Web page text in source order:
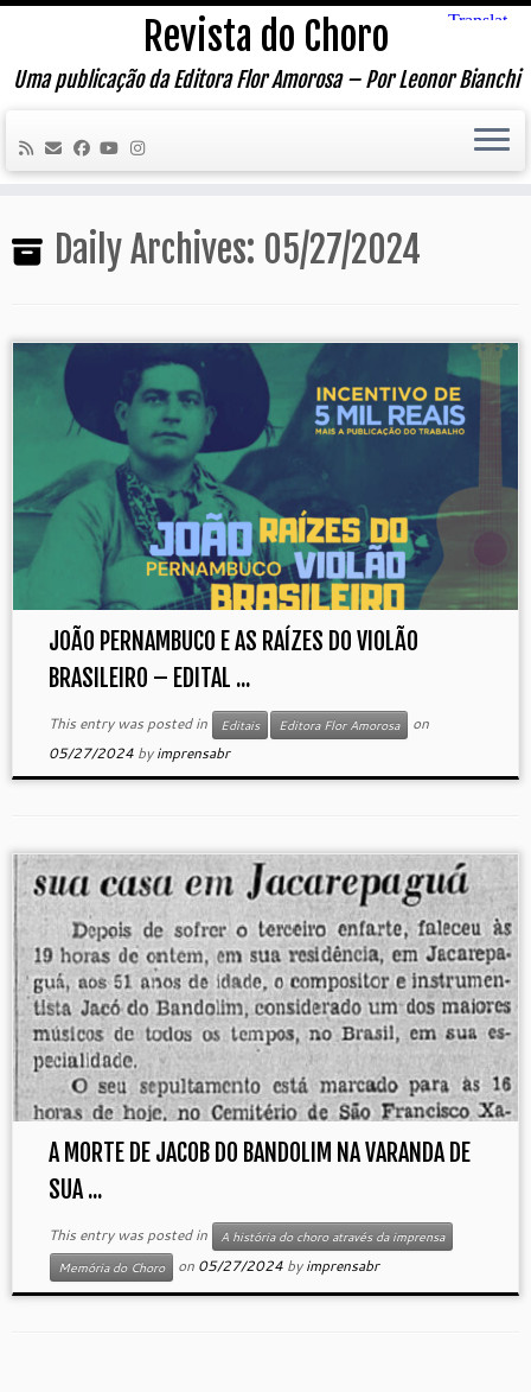
Skip
content
Revista do Choro
Uma publicação da Editora Flor Amorosa – Por Leonor Bianchi
Daily Archives: 05/27/2024
JOÃO PERNAMBUCO E AS RAÍZES DO VIOLÃO
BRASILEIRO – EDITAL ...
This entry was posted in Editais Editora Flor Amorosa
on
05/27/2024 byimprensabr
A MORTE DE JACOB DO BANDOLIM NA VARANDA DE
SUA ...
This entry was posted in
A história do choro através da imprensa
Memória do Choro
on 05/27/2024 byimprensabr